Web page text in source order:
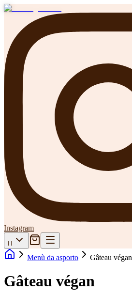
Instagram
IT
Menù da asporto Gâteau végan
Gâteau végan